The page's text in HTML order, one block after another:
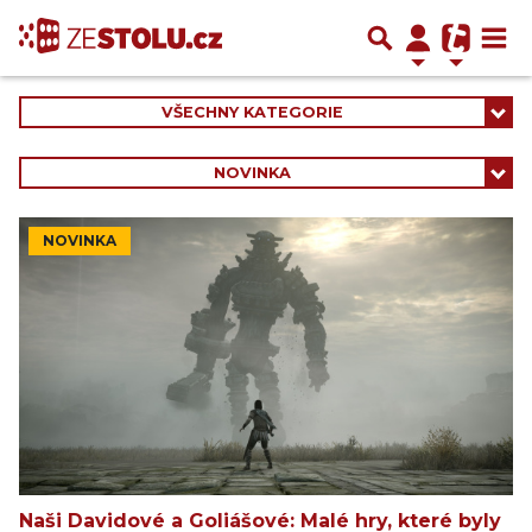
VŠECHNY KATEGORIE
NOVINKA
NOVINKA
Naši Davidové a Goliášové: Malé hry, které byly